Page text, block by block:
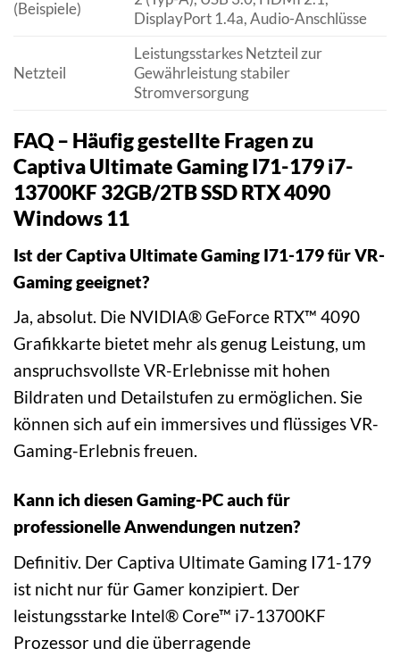
(Beispiele)
DisplayPort 1.4a, Audio-Anschlüsse
Netzteil
Leistungsstarkes Netzteil zur
Gewährleistung stabiler
Stromversorgung
FAQ – Häufig gestellte Fragen zu
Captiva Ultimate Gaming I71-179 i7-
13700KF 32GB/2TB SSD RTX 4090
Windows 11
Ist der Captiva Ultimate Gaming I71-179 für VR-
Gaming geeignet?
Ja, absolut. Die NVIDIA® GeForce RTX™ 4090
Grafikkarte bietet mehr als genug Leistung, um
anspruchsvollste VR-Erlebnisse mit hohen
Bildraten und Detailstufen zu ermöglichen. Sie
können sich auf ein immersives und flüssiges VR-
Gaming-Erlebnis freuen.
Kann ich diesen Gaming-PC auch für
professionelle Anwendungen nutzen?
Definitiv. Der Captiva Ultimate Gaming I71-179
ist nicht nur für Gamer konzipiert. Der
leistungsstarke Intel® Core™ i7-13700KF
Prozessor und die überragende